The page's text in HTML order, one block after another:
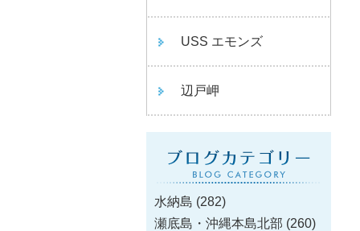
USS エモンズ
辺戸岬
水納島 (282)
瀬底島・沖縄本島北部 (260)